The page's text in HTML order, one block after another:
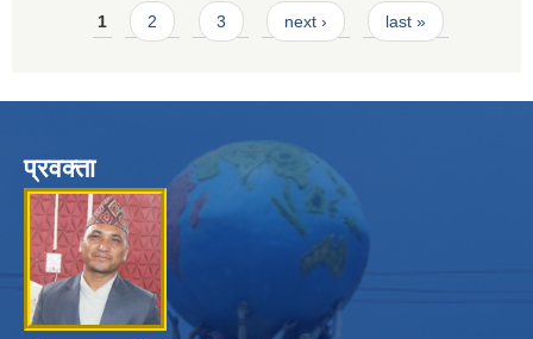
Pages
1 2 3 next › last »
प्रवक्ता